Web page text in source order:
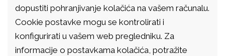
dopustiti pohranjivanje kolačića na vašem računalu.
Cookie postavke mogu se kontrolirati i
konfigurirati u vašem web pregledniku. Za
informacije o postavkama kolačića, potražite